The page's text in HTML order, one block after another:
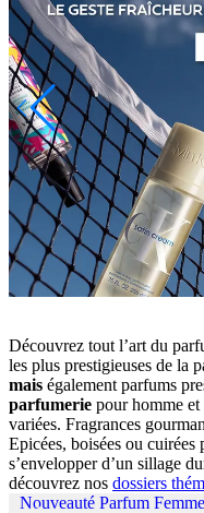
Découvrez tout l’art du
les plus prestigieuses de la
mais également parfums
parfumerie pour homme et
variées. Fragrances
Epicées, boisées ou
s’envelopper d’un sillage
découvrez nos dossiers
Nouveauté Parfum Femme